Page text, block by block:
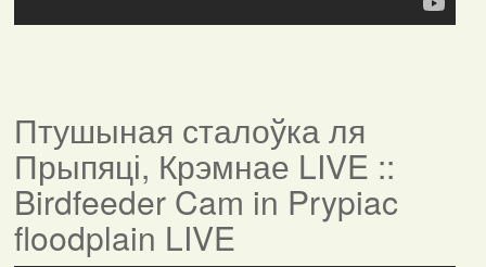
Птушыная сталоўка ля
Прыпяці, Крэмнае LIVE ::
Birdfeeder Cam in Prypiac
floodplain LIVE